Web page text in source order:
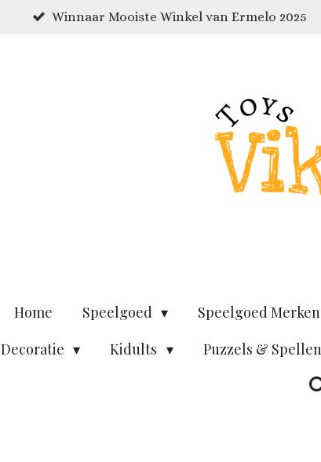
Winnaar Mooiste Winkel van Ermelo 2025
Home Speelgoed Speelgoed Merken
Decoratie
Kidults Puzzels & Spellen